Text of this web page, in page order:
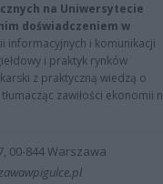
na Uniwersytecie
doświadczeniem w
informacyjnych i komunikacji
i praktyk rynków
z praktyczną wiedzą o
zawiłości ekonomii
00-844 Warszawa